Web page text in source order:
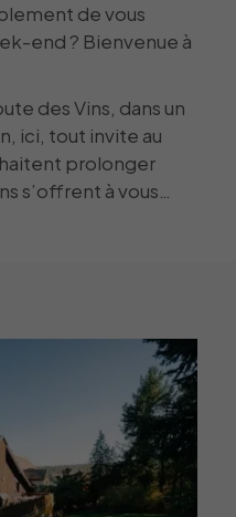
de vous
end ? Bienvenue à
des Vins, dans un
ici, tout invite au
prolonger
s’offrent à vous…